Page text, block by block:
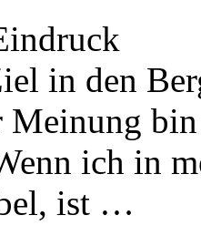
in den
Meinung
ich in
ist …